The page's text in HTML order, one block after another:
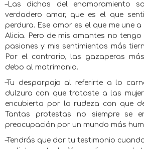
–Las dichas del enamoramiento
verdadero amor, que es el que
perdura. Ese amor es el que me une
Alicia. Pero de mis amantes no tengo
pasiones y mis sentimientos más
Por el contrario, las gazaperas
debo al matrimonio.
–Tu desparpajo al referirte a lo
dulzura con que trataste a las
encubierta por la rudeza con que
Tantas protestas no siempre se
preocupación por un mundo más
–Tendrás que dar tu testimonio